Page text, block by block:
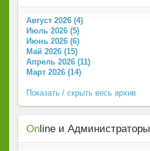
Август 2026 (4)
Июль 2026 (5)
Июнь 2026 (6)
Май 2026 (15)
Апрель 2026 (11)
Март 2026 (14)
Показать / скрыть весь архив
On line и Администраторы